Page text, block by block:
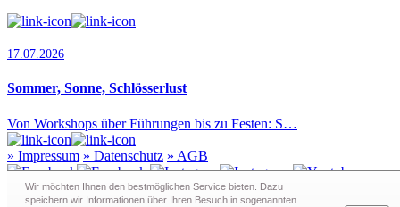
17.07.2026
Sommer, Sonne, Schlösserlust
Von Workshops über Führungen bis zu Festen: S…
» Impressum » Datenschutz » AGB
Wir möchten Ihnen den bestmöglichen Service bieten. Dazu
speichern wir Informationen über Ihren Besuch in sogenann­ten